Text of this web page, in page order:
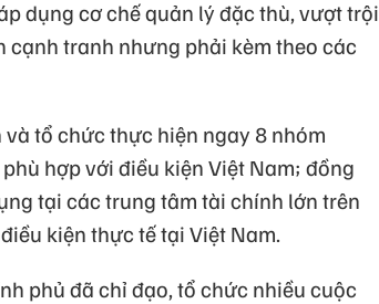
dụng cơ chế quản lý đặc thù, vượt trội
cạnh tranh nhưng phải kèm theo các
tổ chức thực hiện ngay 8 nhóm
hợp với điều kiện Việt Nam; đồng
tại các trung tâm tài chính lớn trên
kiện thực tế tại Việt Nam.
phủ đã chỉ đạo, tổ chức nhiều cuộc